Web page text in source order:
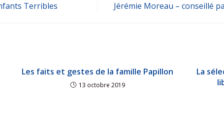
Terribles
Jérémie Moreau – conseillé
Les faits et gestes de la famille Papillon
13 octobre 2019
La